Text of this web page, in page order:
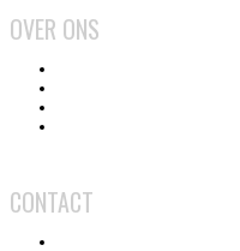
OVER ONS
CONTACT